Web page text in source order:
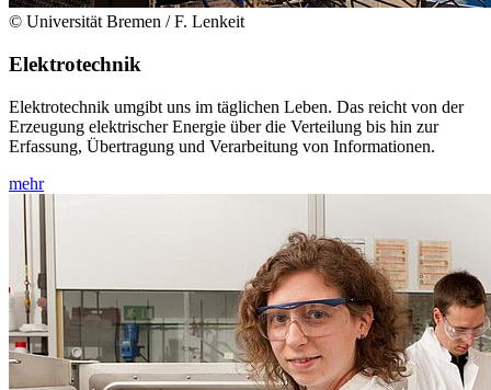
© Universität Bremen / F. Lenkeit
Elektrotechnik
Elektrotechnik umgibt uns im täglichen Leben. Das reicht von der
Erzeugung elektrischer Energie über die Verteilung bis hin zur
Erfassung, Übertragung und Verarbeitung von Informationen.
mehr